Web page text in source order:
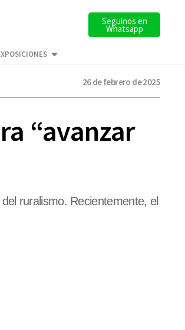
Seguinos en
Whatsapp
26 de febrero de 2025
“avanzar
ruralismo. Recientemente, el